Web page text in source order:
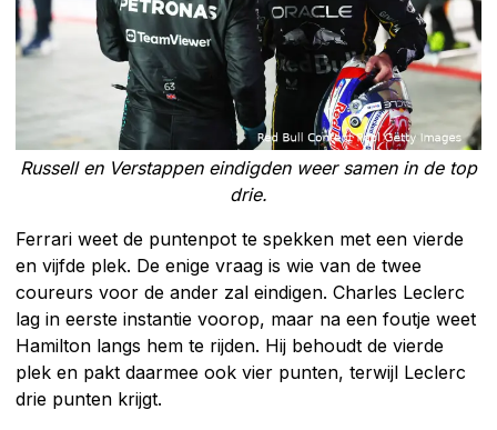
Russell en Verstappen eindigden weer samen in de top
drie.
Ferrari weet de puntenpot te spekken met een vierde
en vijfde plek. De enige vraag is wie van de twee
coureurs voor de ander zal eindigen. Charles Leclerc
lag in eerste instantie voorop, maar na een foutje weet
Hamilton langs hem te rijden. Hij behoudt de vierde
plek en pakt daarmee ook vier punten, terwijl Leclerc
drie punten krijgt.